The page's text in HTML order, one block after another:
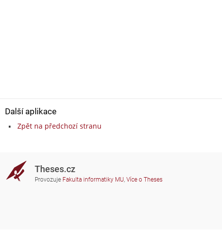
Další aplikace
Zpět na předchozí stranu
Theses.cz
Provozuje Fakulta informatiky MU, Více o Theses